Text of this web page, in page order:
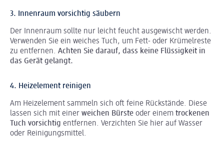
3. Innenraum vorsichtig säubern
Der Innenraum sollte nur leicht feucht ausgewischt werden.
Verwenden Sie ein weiches Tuch, um Fett- oder Krümelreste
zu entfernen. Achten Sie darauf, dass keine Flüssigkeit in
das Gerät gelangt.
4. Heizelement reinigen
Am Heizelement sammeln sich oft feine Rückstände. Diese
lassen sich mit einer weichen Bürste oder einem trockenen
Tuch vorsichtig entfernen. Verzichten Sie hier auf Wasser
oder Reinigungsmittel.